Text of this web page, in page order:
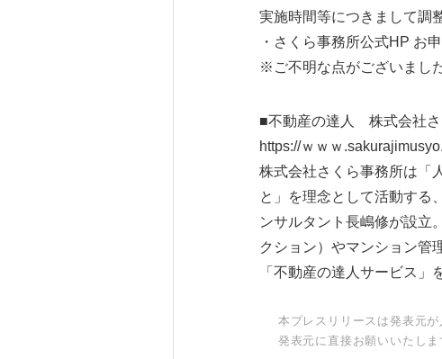
実施時間等につきまして調
・さくら事務所公式HP お
※ご不明な点がございまし
■不動産の達人 株式会社
https://ｗｗｗ
株式会社さくら事務所は「
と」を理念として活動する
ンサルタント長嶋修が設立
クション）やマンション管
「不動産の達人サービス」
本プレスリリースは発表元
発表元に直接お願いいたしま